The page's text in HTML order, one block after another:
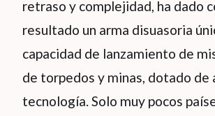
retraso y complejidad, ha dado
resultado un arma disuasoria
capacidad de lanzamiento de
de torpedos y minas, dotado de
tecnología. Solo muy pocos